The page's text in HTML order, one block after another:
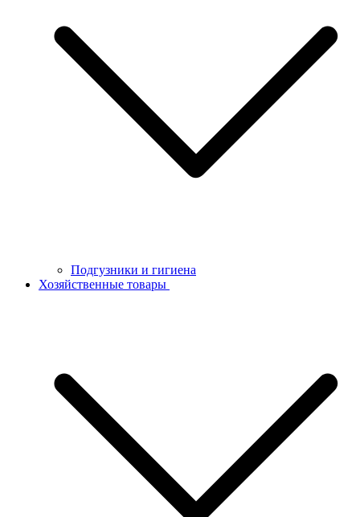
Подгузники и гигиена
Хозяйственные товары